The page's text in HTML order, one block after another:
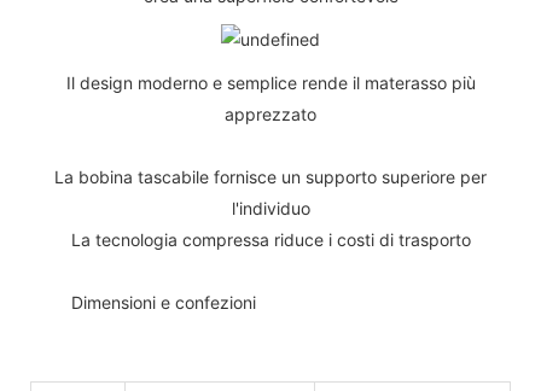
Il design moderno e semplice rende il materasso più
apprezzato
La bobina tascabile fornisce un supporto superiore per
l'individuo
La tecnologia compressa riduce i costi di trasporto
Dimensioni e confezioni